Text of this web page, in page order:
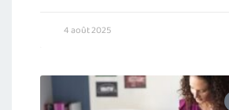
4 août 2025